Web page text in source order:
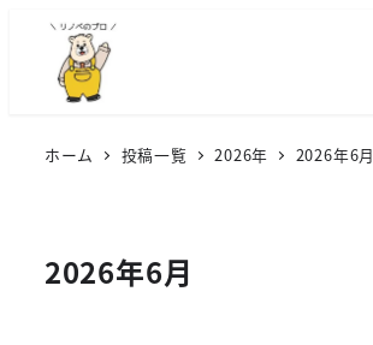
ホーム 投稿一覧 2026年 2026年6月
2026年6月